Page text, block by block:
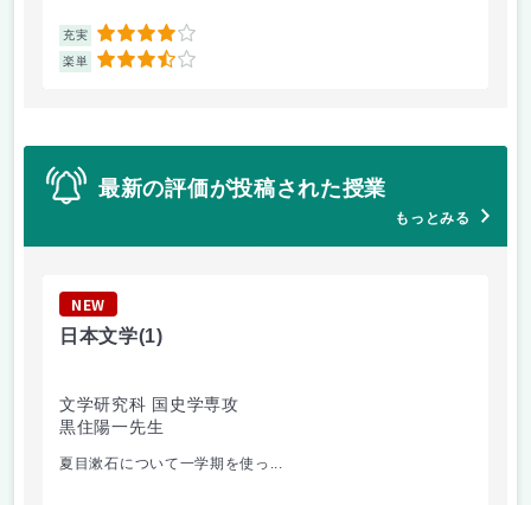
充実 4
楽単 3.5
最新の評価が投稿された授業
もっとみる
NEW
日本文学(1)
文学研究科 国史学専攻
黒住陽一先生
夏目漱石について一学期を使っ...